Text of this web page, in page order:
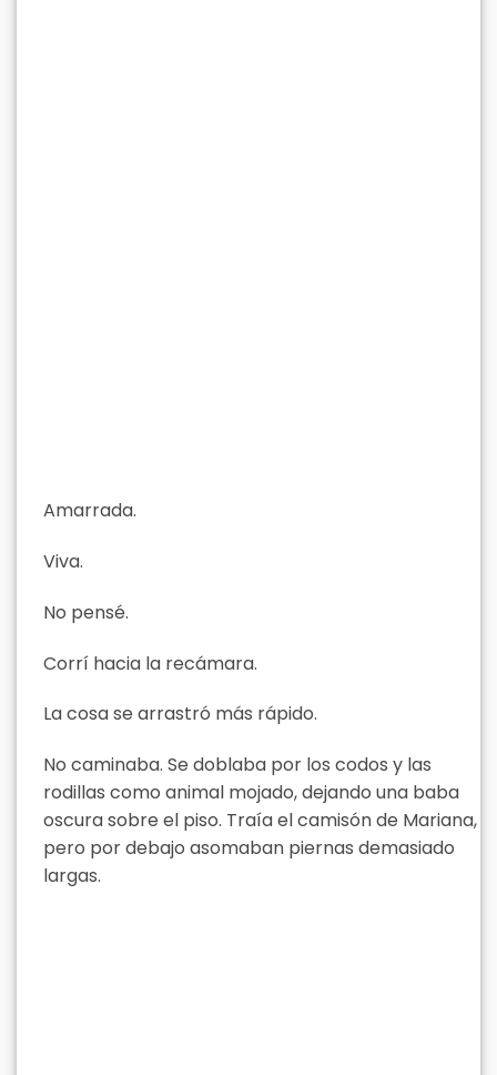
Amarrada.
Viva.
No pensé.
Corrí hacia la recámara.
La cosa se arrastró más rápido.
No caminaba. Se doblaba por los codos y las
rodillas como animal mojado, dejando una baba
oscura sobre el piso. Traía el camisón de Mariana,
pero por debajo asomaban piernas demasiado
largas.